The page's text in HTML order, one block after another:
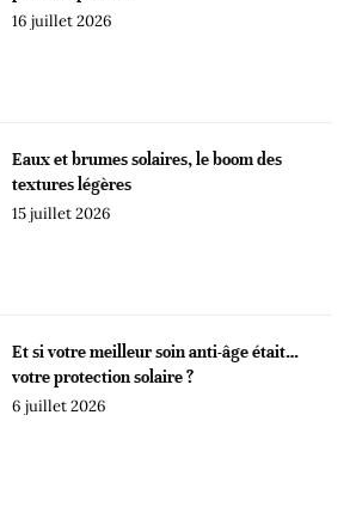
16 juillet 2026
Eaux et brumes solaires, le boom des
textures légères
15 juillet 2026
Et si votre meilleur soin anti-âge était…
votre protection solaire ?
6 juillet 2026